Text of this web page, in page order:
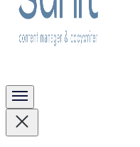
Andy Suhit
Content manager & copywriter